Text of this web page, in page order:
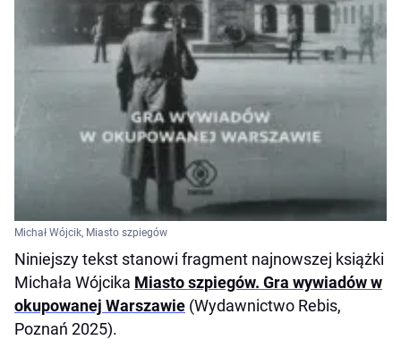
Michał Wójcik, Miasto szpiegów
Niniejszy tekst stanowi fragment najnowszej książki
Michała Wójcika Miasto szpiegów. Gra wywiadów w
okupowanej Warszawie (Wydawnictwo Rebis,
Poznań 2025).